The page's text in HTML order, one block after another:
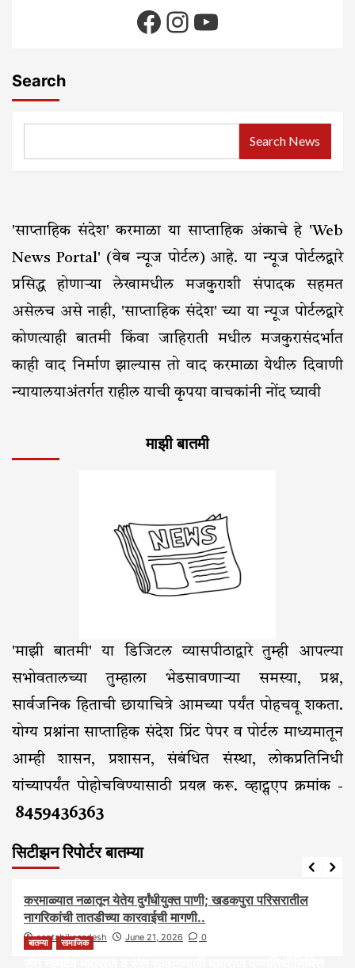
Facebook
Instagram
YouTube
Search
Search News
'साप्ताहिक संदेश' करमाळा या साप्ताहिक अंकाचे हे 'Web
News Portal' (वेब न्यूज पोर्टल) आहे. या न्यूज पोर्टलद्वारे
प्रसिद्ध होणाऱ्या लेखामधील मजकुराशी संपादक सहमत
असेलच असे नाही, 'साप्ताहिक संदेश' च्या या न्यूज पोर्टलद्वारे
कोणत्याही बातमी किंवा जाहिराती मधील मजकुरासंदर्भात
काही वाद निर्माण झाल्यास तो वाद करमाळा येथील दिवाणी
न्यायालयाअंतर्गत राहील याची कृपया वाचकांनी नोंद घ्यावी
माझी बातमी
'माझी बातमी' या डिजिटल व्यासपीठाद्वारे तुम्ही आपल्या
सभोवतालच्या तुम्हाला भेडसावणाऱ्या समस्या, प्रश्न,
सार्वजनिक हिताची छायाचित्रे आमच्या पर्यंत पोहचवू शकता.
योग्य प्रश्नांना साप्ताहिक संदेश प्रिंट पेपर व पोर्टल माध्यमातून
आम्ही शासन, प्रशासन, संबंधित संस्था, लोकप्रतिनिधी
यांच्यापर्यंत पोहोचविण्यासाठी प्रयत्न करू. व्हाट्सएप क्रमांक -
8459436363
सिटीझन रिपोर्टर बातम्या
आरोग्य आवाज जनतेचा बातम्या
करमाळ्यात नळातून येतेय दुर्गंधीयुक्त पाणी; खडकपुरा परिसरातील
नागरिकांची तातडीच्या कारवाईची मागणी..
saptahiksandesh June 21, 2026 0
बातम्या सामाजिक